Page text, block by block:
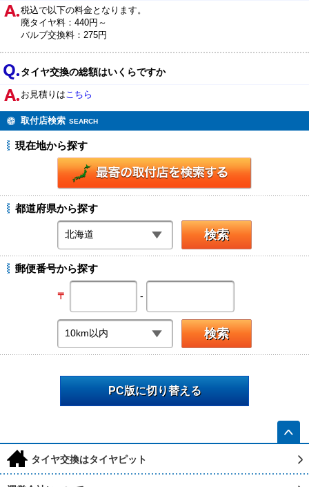
税込で以下の料金となります。
廃タイヤ料：440円～
バルブ交換料：275円
タイヤ交換の総額はいくらですか
お見積りはこちら
取付店検索 SEARCH
現在地から探す
都道府県から探す
郵便番号から探す
〒 -
PC版に切り替える
h タイヤ交換はタイヤピット